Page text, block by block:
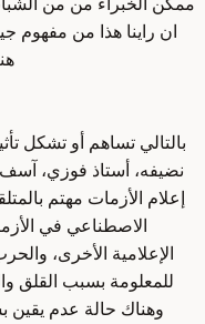
ان راينا هذا من مفهوم
بالتالي تساهم أو تشكل
نضيفه، أستاذ فوزي،
إعلام الأزمات مهتم
الاصطناعي في
الإعلامية الأخرى،
للمعلومة بسبب القلق
وهناك حالة عدم يقين